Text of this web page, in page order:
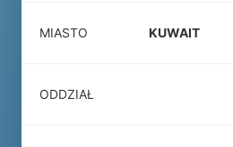
MIASTO KUWAIT
ODDZIAŁ